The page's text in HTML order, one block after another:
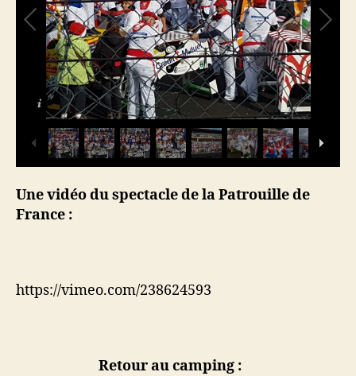
Une vidéo du spectacle de la Patrouille de
France :
https://vimeo.com/238624593
Retour au camping :